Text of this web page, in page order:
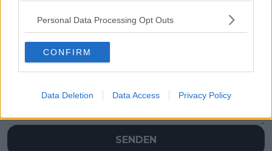
Personal Data Processing Opt Outs
CONFIRM
Data Deletion Data Access Privacy Policy
Schreiben Sie einen Kommentar
SENDEN